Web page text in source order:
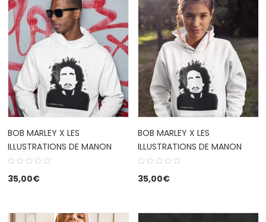
BOB MARLEY X LES
ILLUSTRATIONS DE MANON
35,00€
BOB MARLEY X LES
ILLUSTRATIONS DE MANON
35,00€